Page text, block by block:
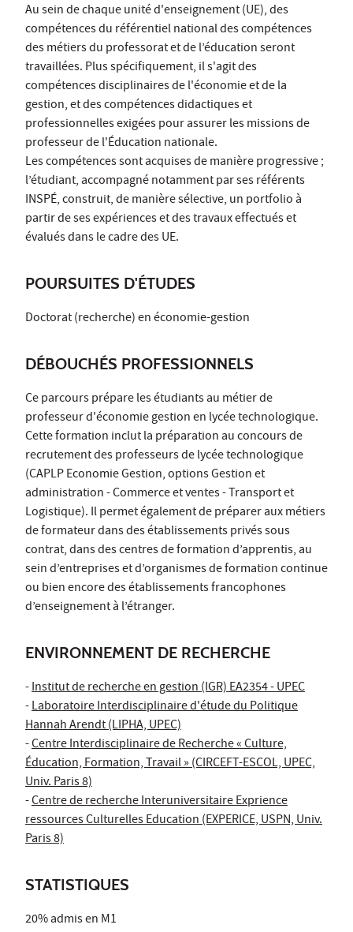
Au sein de chaque unité d'enseignement (UE), des
compétences du référentiel national des compétences
des métiers du professorat et de l’éducation seront
travaillées. Plus spécifiquement, il s'agit des
compétences disciplinaires de l'économie et de la
gestion, et des compétences didactiques et
professionnelles exigées pour assurer les missions de
professeur de l'Éducation nationale.
Les compétences sont acquises de manière progressive ;
l’étudiant, accompagné notamment par ses référents
INSPÉ, construit, de manière sélective, un portfolio à
partir de ses expériences et des travaux effectués et
évalués dans le cadre des UE.
POURSUITES D'ÉTUDES
Doctorat (recherche) en économie-gestion
DÉBOUCHÉS PROFESSIONNELS
Ce parcours prépare les étudiants au métier de
professeur d'économie gestion en lycée technologique.
Cette formation inclut la préparation au concours de
recrutement des professeurs de lycée technologique
(CAPLP Economie Gestion, options Gestion et
administration - Commerce et ventes - Transport et
Logistique). Il permet également de préparer aux métiers
de formateur dans des établissements privés sous
contrat, dans des centres de formation d’apprentis, au
sein d’entreprises et d’organismes de formation continue
ou bien encore des établissements francophones
d’enseignement à l’étranger.
ENVIRONNEMENT DE RECHERCHE
-Institut de recherche en gestion (IGR) EA2354 - UPEC
-Laboratoire Interdisciplinaire d'étude du Politique
Hannah Arendt (LIPHA, UPEC)
-Centre Interdisciplinaire de Recherche « Culture,
Éducation, Formation, Travail » (CIRCEFT-ESCOL, UPEC,
Univ. Paris 8)
-Centre de recherche Interuniversitaire Exprience
ressources Culturelles Education (EXPERICE, USPN, Univ.
Paris 8)
STATISTIQUES
20% admis en M1